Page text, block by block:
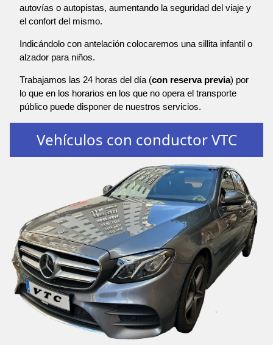
autovías o autopistas, aumentando la seguridad del viaje y
el confort del mismo.
Indicándolo con antelación colocaremos una sillita infantil o
alzador para niños.
Trabajamos las 24 horas del día (con reserva previa) por
lo que en los horarios en los que no opera el transporte
público puede disponer de nuestros servicios.
Vehículos con conductor VTC